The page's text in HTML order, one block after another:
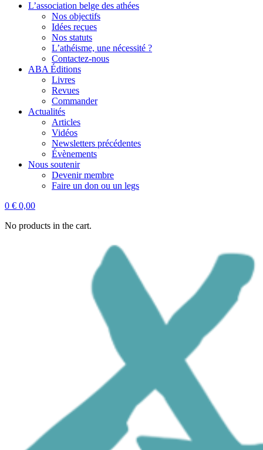
L’association belge des athées
Nos objectifs
Idées reçues
Nos statuts
L’athéisme, une nécessité ?
Contactez-nous
ABA Éditions
Livres
Revues
Commander
Actualités
Articles
Vidéos
Newsletters précédentes
Évènements
Nous soutenir
Devenir membre
Faire un don ou un legs
0 € 0,00
No products in the cart.